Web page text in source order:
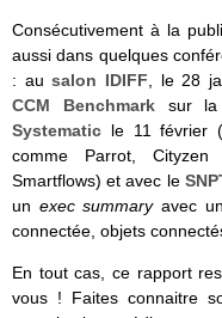
Consécutivement à la
aussi dans quelques
: ausalon IDIFF , le 28
CCM Benchmarksur la
Systematic le 11 février
comme Parrot, Cityzen
Smartflows) et avec le
un exec summaryavec
connectée, objets
En tout cas, ce rapport
vous ! Faites connaitre